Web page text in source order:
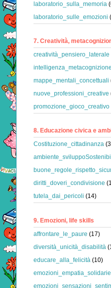
laboratorio_sulla_memoria
laboratorio_sulle_emozioni
7. Creatività,
creatività_pensiero_laterale
intelligenza_metacognizione
mappe_mentali_concettuali
nuove_professioni_creative
promozione_gioco_creativo
8. Educazione civica e
Costituzione_cittadinanza
diritti_doveri_condivisione
tutela_dai_pericoli (14)
9. Emozioni, life skills
affrontare_le_paure (17)
diversità_unicità_disabilità
educare_alla_felicità (10)